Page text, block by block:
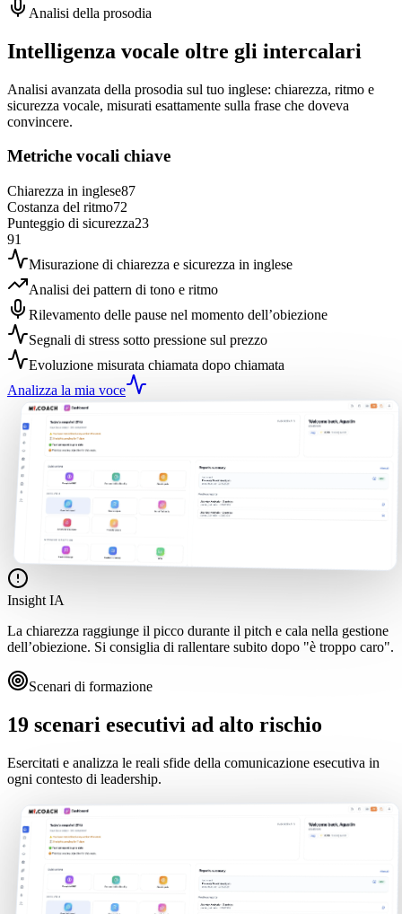
Analisi della prosodia
Intelligenza vocale oltre gli intercalari
Analisi avanzata della prosodia sul tuo inglese: chiarezza, ritmo e
sicurezza vocale, misurati esattamente sulla frase che doveva
convincere.
Metriche vocali chiave
Chiarezza in inglese87
Costanza del ritmo72
Punteggio di sicurezza23
91
Misurazione di chiarezza e sicurezza in inglese
Analisi dei pattern di tono e ritmo
Rilevamento delle pause nel momento dell’obiezione
Segnali di stress sotto pressione sul prezzo
Evoluzione misurata chiamata dopo chiamata
Analizza la mia voce
Insight IA
La chiarezza raggiunge il picco durante il pitch e cala nella gestione
dell’obiezione. Si consiglia di rallentare subito dopo "è troppo caro".
Scenari di formazione
19 scenari esecutivi ad alto rischio
Esercitati e analizza le reali sfide della comunicazione esecutiva in
ogni contesto di leadership.